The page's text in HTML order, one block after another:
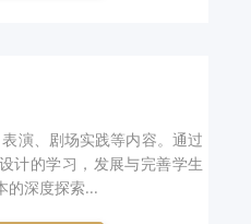
演、剧场实践等内容。通过
计的学习，发展与完善学生
的深度探索...